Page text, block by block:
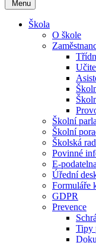
Menu
Škola
O škole
Školní
Školní
Školská
Povinné
E-podatelna
Úřední
Formuláře
GDPR
Prevence
Tipy